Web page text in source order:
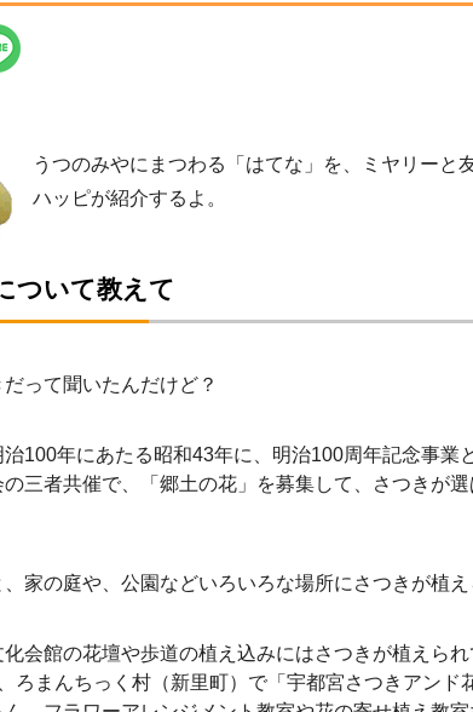
うつのみやにまつわる「はてな」を、ミヤリーと
ハッピが紹介するよ。
ついて教えて
って聞いたんだけど？
100年にあたる昭和43年に、明治100周年記念事
三者共催で、「郷土の花」を募集して、さつきが
、家の庭や、公園などいろいろな場所にさつきが植
会館の花壇や歩道の植え込みにはさつきが植えら
ろまんちっく村（新里町）で「宇都宮さつきアン